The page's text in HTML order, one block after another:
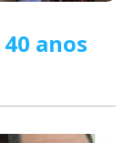
anos